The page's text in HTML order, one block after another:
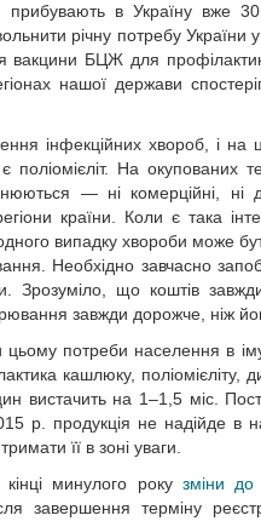
в Україну вже
річну потребу України
вакцини БЦЖ для
нашої держави
інфекційних хвороб, і
На окупованих
— ні комерційні, ні
країни. Коли є така
випадку хвороби може
Необхідно завчасно
Зрозуміло, що коштів
завжди дорожче, ніж
потреби населення в
кашлюку, поліомієліту,
вистачить на 1–1,5 міс.
р. продукція не надійде в
її в зоні уваги.
минулого року зміни до
завершення терміну